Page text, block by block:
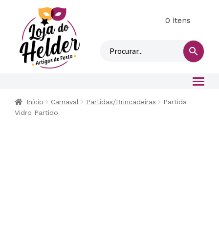
n
0 itens
Início Carnaval Partidas/Brincadeiras
Partida
Vidro Partido